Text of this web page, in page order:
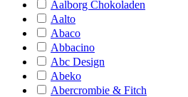
Aalborg Chokoladen
Aalto
Abaco
Abbacino
Abc Design
Abeko
Abercrombie & Fitch